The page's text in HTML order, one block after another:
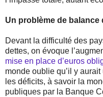
Un problème de balance
Devant la difficulté des
dettes, on évoque
mise en place d’euros
monde oublie qu’il y
les déficits, à savoir la
publiques par la Banque